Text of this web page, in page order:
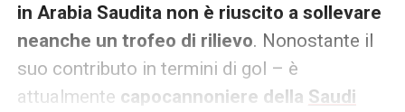
in Arabia Saudita non è riuscito a sollevare
neanche un trofeo di rilievo. Nonostante il
suo contributo in termini di gol – è
attualmente capocannoniere della Saudi